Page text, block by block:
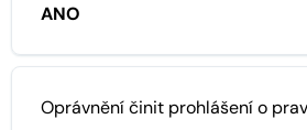
ANO
Oprávnění činit prohlášení o